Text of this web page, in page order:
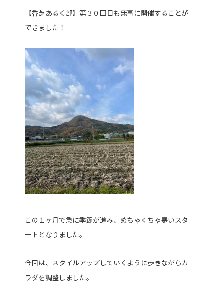
【香芝あるく部】第３０回目も無事に開催することが
できました！
この１ヶ月で急に季節が進み、めちゃくちゃ寒いスタ
ートとなりました。
今回は、スタイルアップしていくように歩きながらカ
ラダを調整しました。